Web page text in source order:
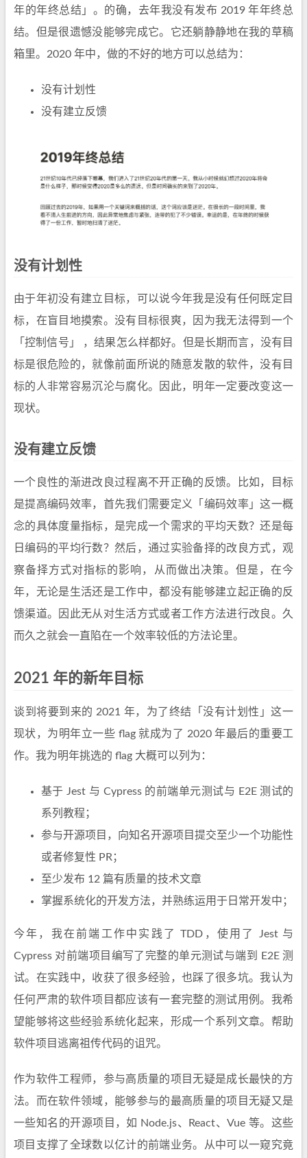
年的年终总结」。的确，去年我没有发布 2019 年年终总
结。但是很遗憾没能够完成它。它还躺静静地在我的草稿
箱里。2020 年中，做的不好的地方可以总结为：
没有计划性
没有建立反馈
没有计划性
由于年初没有建立目标，可以说今年我是没有任何既定目
标，在盲目地摸索。没有目标很爽，因为我无法得到一个
「控制信号」 ，结果怎么样都好。但是长期而言，没有目
标是很危险的，就像前面所说的随意发散的软件，没有目
标的人非常容易沉沦与腐化。因此，明年一定要改变这一
现状。
没有建立反馈
一个良性的渐进改良过程离不开正确的反馈。比如，目标
是提高编码效率，首先我们需要定义「编码效率」这一概
念的具体度量指标，是完成一个需求的平均天数？还是每
日编码的平均行数？然后，通过实验备择的改良方式，观
察备择方式对指标的影响，从而做出决策。但是，在今
年，无论是生活还是工作中，都没有能够建立起正确的反
馈渠道。因此无从对生活方式或者工作方法进行改良。久
而久之就会一直陷在一个效率较低的方法论里。
2021 年的新年目标
谈到将要到来的 2021 年，为了终结「没有计划性」这一
现状，为明年立一些 flag 就成为了 2020 年最后的重要工
作。我为明年挑选的 flag 大概可以列为：
基于 Jest 与 Cypress 的前端单元测试与 E2E 测试的
系列教程；
参与开源项目，向知名开源项目提交至少一个功能性
或者修复性 PR；
至少发布 12 篇有质量的技术文章
掌握系统化的开发方法，并熟练运用于日常开发中；
今年，我在前端工作中实践了 TDD，使用了 Jest 与
Cypress 对前端项目编写了完整的单元测试与端到 E2E 测
试。在实践中，收获了很多经验，也踩了很多坑。我认为
任何严肃的软件项目都应该有一套完整的测试用例。我希
望能够将这些经验系统化起来，形成一个系列文章。帮助
软件项目逃离祖传代码的诅咒。
作为软件工程师，参与高质量的项目无疑是成长最快的方
法。而在软件领域，能够参与的最高质量的项目无疑又是
一些知名的开源项目，如 Node.js、React、Vue 等。这些
项目支撑了全球数以亿计的前端业务。从中可以一窥究竟